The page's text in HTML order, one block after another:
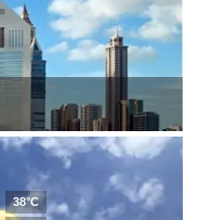
38°C